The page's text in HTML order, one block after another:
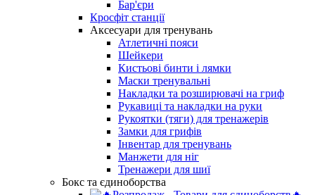
Бар'єри
Кросфіт станції
Аксесуари для тренувань
Атлетичні пояси
Шейкери
Кистьові бинти і лямки
Маски тренувальні
Накладки та розширювачі на гриф
Рукавиці та накладки на руки
Рукоятки (тяги) для тренажерів
Замки для грифів
Інвентар для тренувань
Манжети для ніг
Тренажери для шиї
Бокс та єдиноборства